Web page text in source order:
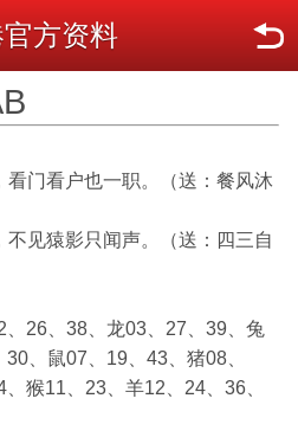
方资料
门看户也一职。（送：餐风沐
见猿影只闻声。（送：四三自
26、38、龙03、27、39、兔
、鼠07、19、43、猪08、
猴11、23、羊12、24、36、